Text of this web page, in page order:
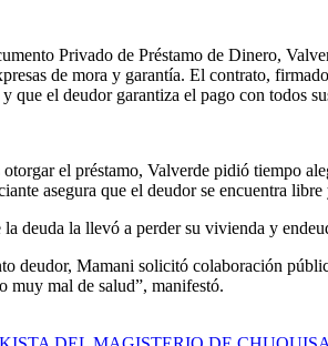
Privado de Préstamo de Dinero,
de mora y garantía. El contrato,
que el deudor garantiza el pago con todos
el préstamo, Valverde pidió tiempo
asegura que el deudor se encuentra
deuda la llevó a perder su vivienda y
deudor, Mamani solicitó colaboración
muy mal de salud”, manifestó.